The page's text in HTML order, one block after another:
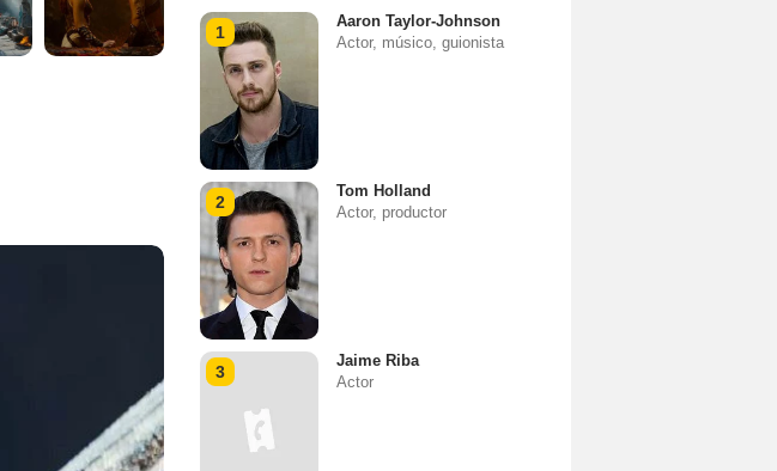
1
Aaron Taylor-Johnson
Actor, músico, guionista
2
Tom Holland
Actor, productor
3
Jaime Riba
Actor